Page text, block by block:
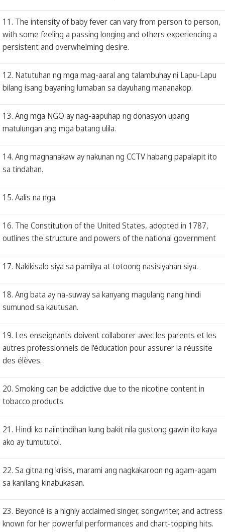
11. The intensity of baby fever can vary from person to person,
with some feeling a passing longing and others experiencing a
persistent and overwhelming desire.
12. Natutuhan ng mga mag-aaral ang talambuhay ni Lapu-Lapu
bilang isang bayaning lumaban sa dayuhang mananakop.
13. Ang mga NGO ay nag-aapuhap ng donasyon upang
matulungan ang mga batang ulila.
14. Ang magnanakaw ay nakunan ng CCTV habang papalapit ito
sa tindahan.
15. Aalis na nga.
16. The Constitution of the United States, adopted in 1787,
outlines the structure and powers of the national government
17. Nakikisalo siya sa pamilya at totoong nasisiyahan siya.
18. Ang bata ay na-suway sa kanyang magulang nang hindi
sumunod sa kautusan.
19. Les enseignants doivent collaborer avec les parents et les
autres professionnels de l'éducation pour assurer la réussite
des élèves.
20. Smoking can be addictive due to the nicotine content in
tobacco products.
21. Hindi ko naiintindihan kung bakit nila gustong gawin ito kaya
ako ay tumututol.
22. Sa gitna ng krisis, marami ang nagkakaroon ng agam-agam
sa kanilang kinabukasan.
23. Beyoncé is a highly acclaimed singer, songwriter, and actress
known for her powerful performances and chart-topping hits.